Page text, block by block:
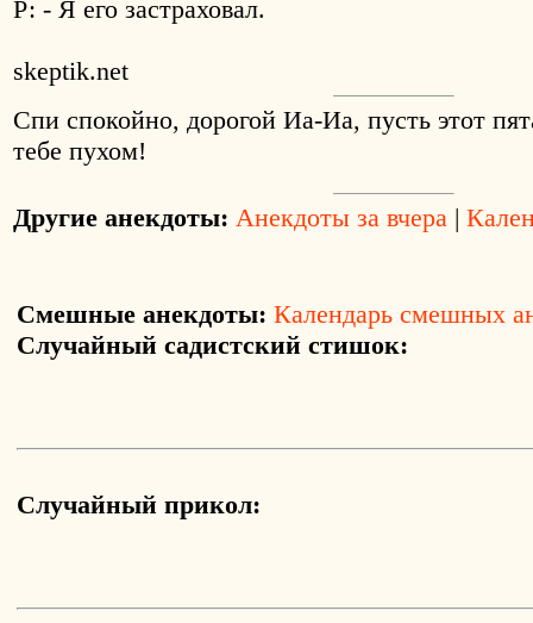
Р: - Я его застраховал.
skeptik.net
Спи спокойно, дорогой Иа-Иа, пусть этот
тебе пухом!
Другие анекдоты: Анекдоты за вчера |
Смешные анекдоты: Календарь смешных
Случайный садистский стишок:
Случайный прикол: